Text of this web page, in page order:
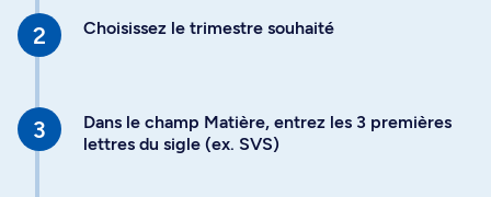
Choisissez le trimestre souhaité
Dans le champ Matière, entrez les 3 premières
lettres du sigle (ex. SVS)